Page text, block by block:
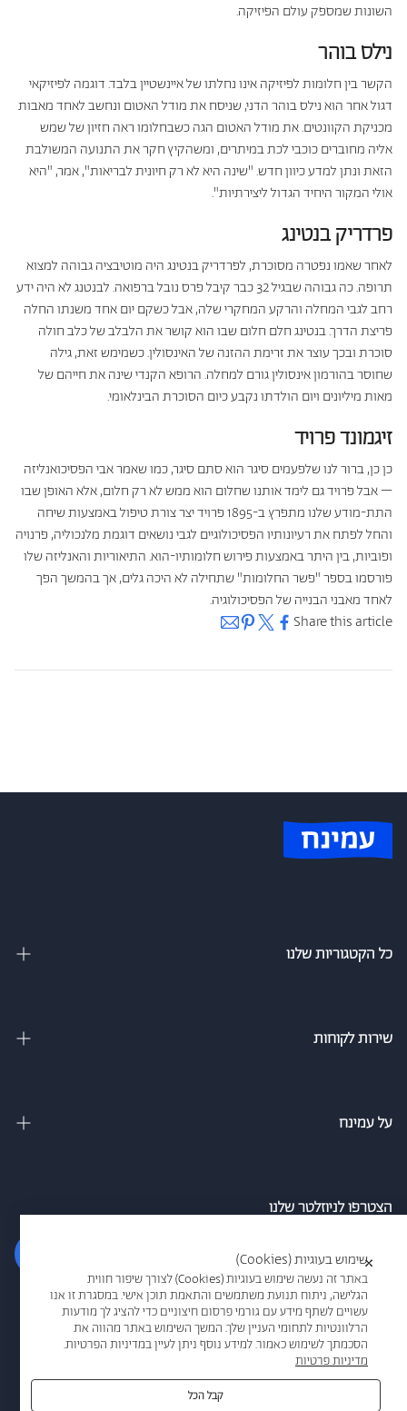
שימוש בעוגיות (Cookies)
באתר זה נעשה שימוש בעוגיות (Cookies) לצורך שיפור חווית
הגלישה, ניתוח תנועת משתמשים והתאמת תוכן אישי. במסגרת זו אנו
עשויים לשתף מידע עם גורמי פרסום חיצוניים כדי להציג לך מודעות
הרלוונטיות לתחומי העניין שלך. המשך השימוש באתר מהווה את
הסכמתך לשימוש כאמור. למידע נוסף ניתן לעיין במדיניות הפרטיות.
מדיניות פרטיות
קבל הכל
×
השונות שמספק עולם הפיזיקה.
נילס בוהר
הקשר בין חלומות לפיזיקה אינו נחלתו של איינשטיין בלבד. דוגמה לפיזיקאי
דגול אחר הוא נילס בוהר הדני, שניסח את מודל האטום ונחשב לאחד מאבות
מכניקת הקוונטים. את מודל האטום הגה כשבחלומו ראה חזיון של שמש
אליה מחוברים כוכבי לכת במיתרים, ומשהקיץ חקר את התנועה המשולבת
הזאת ונתן למדע כיוון חדש. "שינה היא לא רק חיונית לבריאות", אמר, "היא
אולי המקור היחיד הגדול ליצירתיות".
פרדריק בנטינג
לאחר שאמו נפטרה מסוכרת, לפרדריק בנטינג היה מוטיבציה גבוהה למצוא
תרופה. כה גבוהה שבגיל 32 כבר קיבל פרס נובל ברפואה. לבנטנג לא היה ידע
רחב לגבי המחלה והרקע המחקרי שלה, אבל כשקם יום אחד משנתו החלה
פריצת הדרך. בנטינג חלם חלום שבו הוא קושר את הלבלב של כלב חולה
סוכרת ובכך עוצר את זרימת ההזנה של האינסולין. כשמימש זאת, גילה
שחוסר בהורמון אינסולין גורם למחלה. הרופא הקנדי שינה את חייהם של
מאות מיליונים ויום הולדתו נקבע כיום הסוכרת הבינלאומי.
זיגמונד פרויד
כן כן, ברור לנו שלפעמים סיגר הוא סתם סיגר, כמו שאמר אבי הפסיכואנליזה
– אבל פרויד גם לימד אותנו שחלום הוא ממש לא רק חלום, אלא האופן שבו
התת-מודע שלנו מתפרץ. ב-1895 פרויד יצר צורת טיפול באמצעות שיחה
והחל לפתח את רעיונותיו הפסיכולוגיים לגבי נושאים דוגמת מלנכוליה, פרנויה
ופוביות, בין היתר באמצעות פירוש חלומותיו-הוא. התיאוריות והאנליזה שלו
פורסמו בספר "פשר החלומות" שתחילה לא היכה גלים, אך בהמשך הפך
לאחד מאבני הבנייה של הפסיכולוגיה.
Share this article
כל הקטגוריות שלנו
מיטה וחצי
כריות
שירות לקוחות
מדיניות משלוחים
תקנון אתר
תקנון מבצעים
ביטול הזמנה
שאלות תשובות
על עמינח
מגזין
עמינח מדיק
אמריקן קומפורט
עמינח משווקים
אדריכלים
הצטרפו לניוזלטר שלנו
אני מאשר/ת קבלת דיוור ו/או מידע פרסומי בדוא"ל/או במסרונים מרשת
עמינח